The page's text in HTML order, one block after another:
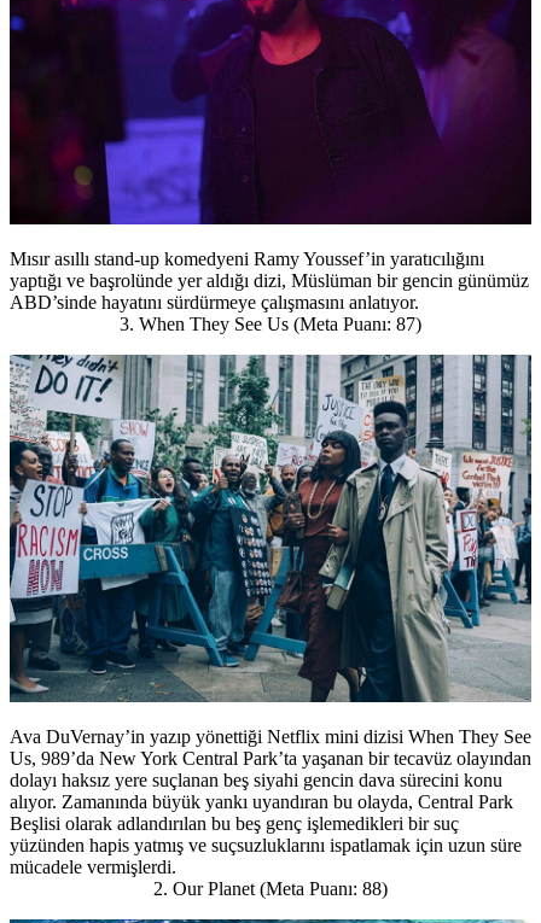
Mısır asıllı stand-up komedyeni Ramy Youssef’in yaratıcılığını
yaptığı ve başrolünde yer aldığı dizi, Müslüman bir gencin günümüz
ABD’sinde hayatını sürdürmeye çalışmasını anlatıyor.
3. When They See Us (Meta Puanı: 87)
Ava DuVernay’in yazıp yönettiği Netflix mini dizisi When They See
Us, 989’da New York Central Park’ta yaşanan bir tecavüz olayından
dolayı haksız yere suçlanan beş siyahi gencin dava sürecini konu
alıyor. Zamanında büyük yankı uyandıran bu olayda, Central Park
Beşlisi olarak adlandırılan bu beş genç işlemedikleri bir suç
yüzünden hapis yatmış ve suçsuzluklarını ispatlamak için uzun süre
mücadele vermişlerdi.
2. Our Planet (Meta Puanı: 88)